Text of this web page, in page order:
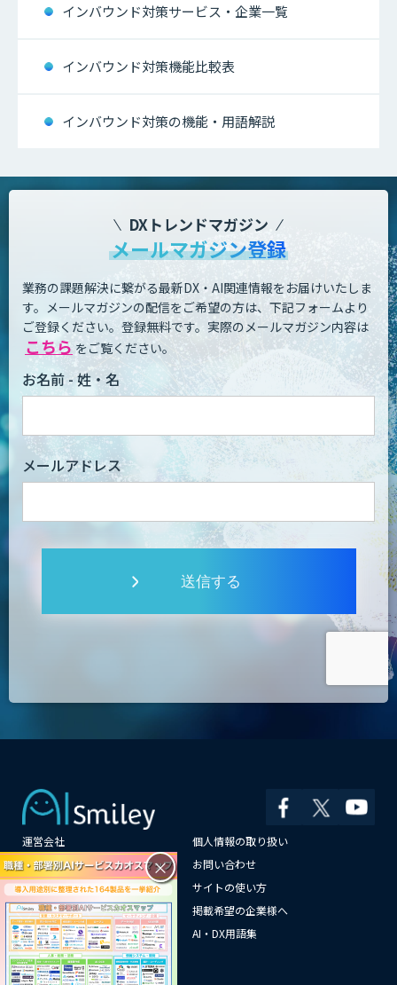
インバウンド対策サービス・企業一覧
インバウンド対策機能比較表
インバウンド対策の機能・用語解説
DXトレンドマガジン
メールマガジン登録
業務の課題解決に繋がる最新DX・AI関連情報をお届けいたしま
す。 メールマガジンの配信をご希望の方は、下記フォームより
ご登録ください。登録無料です。 実際のメールマガジン内容は
こちら をご覧ください。
お名前 - 姓・名
メールアドレス
送信する
運営会社
個人情報の取り扱い
よくある質問
お問い合わせ
メールマガジン登録
サイトの使い方
情報提供はこちらから
掲載希望の企業様へ
AI企業一覧
AI・DX用語集
サイトマップ
×